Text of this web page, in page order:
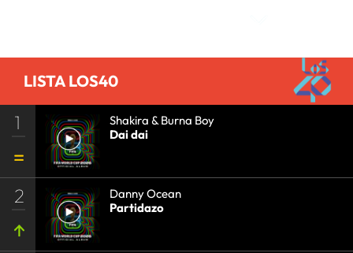
LISTA LOS40
1
Shakira & Burna Boy
Dai dai
2
Danny Ocean
Partidazo